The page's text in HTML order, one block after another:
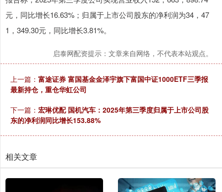
元，同比增长16.63%；归属于上市公司股东的净利润为34，47
1，349.30元，同比增长3.81%。
启泰网配资提示：文章来自网络，不代表本站观点。
上一篇： 富途证券 富国基金金泽宇旗下富国中证1000ETF三季报
最新持仓，重仓华虹公司
下一篇： 宏琳优配 国机汽车：2025年第三季度归属于上市公司股
东的净利润同比增长153.88%
相关文章